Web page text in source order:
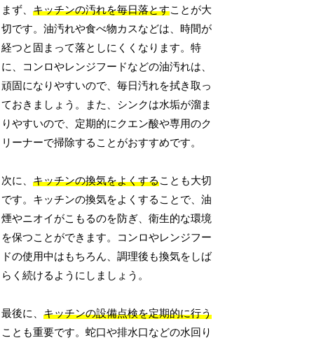
まず、キッチンの汚れを毎日落とすことが大
切です。油汚れや食べ物カスなどは、時間が
経つと固まって落としにくくなります。特
に、コンロやレンジフードなどの油汚れは、
頑固になりやすいので、毎日汚れを拭き取っ
ておきましょう。また、シンクは水垢が溜ま
りやすいので、定期的にクエン酸や専用のク
リーナーで掃除することがおすすめです。
次に、キッチンの換気をよくすることも大切
です。キッチンの換気をよくすることで、油
煙やニオイがこもるのを防ぎ、衛生的な環境
を保つことができます。コンロやレンジフー
ドの使用中はもちろん、調理後も換気をしば
らく続けるようにしましょう。
最後に、キッチンの設備点検を定期的に行う
ことも重要です。蛇口や排水口などの水回り